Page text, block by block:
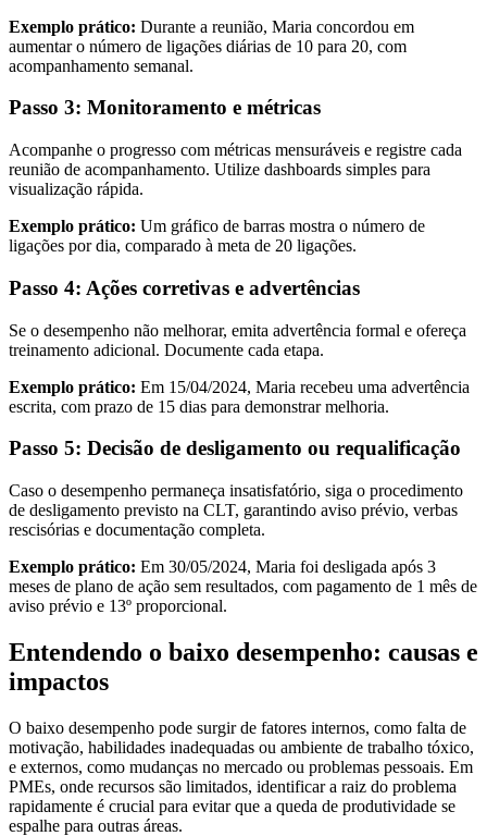
Exemplo prático: Durante a reunião, Maria concordou em
aumentar o número de ligações diárias de 10 para 20, com
acompanhamento semanal.
Passo 3: Monitoramento e métricas
Acompanhe o progresso com métricas mensuráveis e registre cada
reunião de acompanhamento. Utilize dashboards simples para
visualização rápida.
Exemplo prático: Um gráfico de barras mostra o número de
ligações por dia, comparado à meta de 20 ligações.
Passo 4: Ações corretivas e advertências
Se o desempenho não melhorar, emita advertência formal e ofereça
treinamento adicional. Documente cada etapa.
Exemplo prático: Em 15/04/2024, Maria recebeu uma advertência
escrita, com prazo de 15 dias para demonstrar melhoria.
Passo 5: Decisão de desligamento ou requalificação
Caso o desempenho permaneça insatisfatório, siga o procedimento
de desligamento previsto na CLT, garantindo aviso prévio, verbas
rescisórias e documentação completa.
Exemplo prático: Em 30/05/2024, Maria foi desligada após 3
meses de plano de ação sem resultados, com pagamento de 1 mês de
aviso prévio e 13º proporcional.
Entendendo o baixo desempenho: causas e
impactos
O baixo desempenho pode surgir de fatores internos, como falta de
motivação, habilidades inadequadas ou ambiente de trabalho tóxico,
e externos, como mudanças no mercado ou problemas pessoais. Em
PMEs, onde recursos são limitados, identificar a raiz do problema
rapidamente é crucial para evitar que a queda de produtividade se
espalhe para outras áreas.